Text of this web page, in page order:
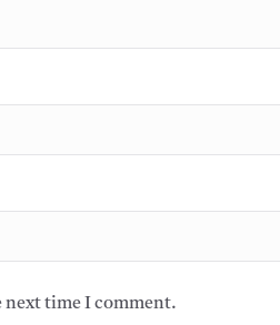
next time I comment.